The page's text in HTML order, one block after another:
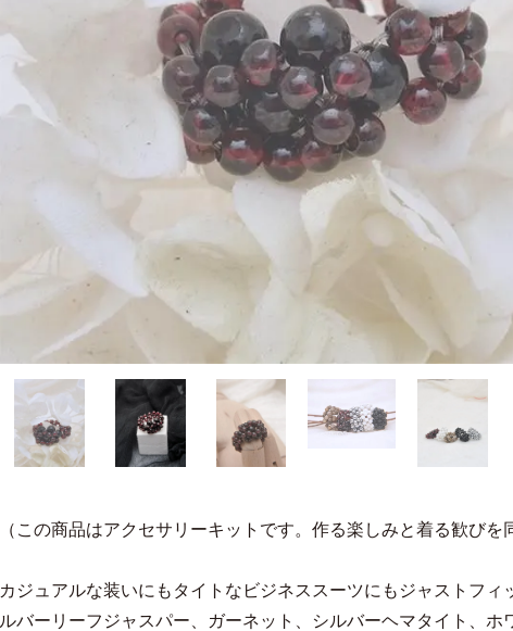
（この商品はアクセサリーキットです。作る楽しみと着る歓びを
カジュアルな装いにもタイトなビジネススーツにもジャストフ
ルバーリーフジャスパー、ガーネット、シルバーヘマタイト、